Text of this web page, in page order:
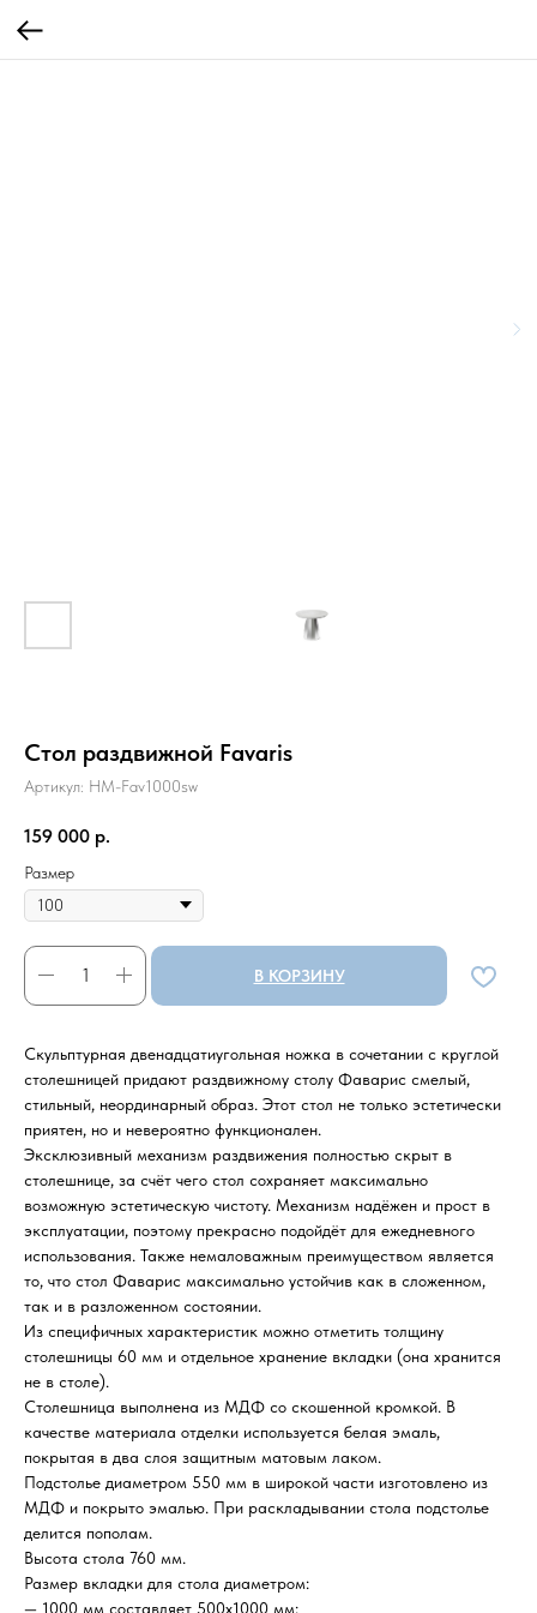
Стол раздвижной Favaris
Артикул: HM-Fav1000sw
159 000 р.
Размер
В КОРЗИНУ
Скульптурная двенадцатиугольная ножка в сочетании с круглой
столешницей придают раздвижному столу Фаварис смелый,
стильный, неординарный образ. Этот стол не только эстетически
приятен, но и невероятно функционален.
Эксклюзивный механизм раздвижения полностью скрыт в
столешнице, за счёт чего стол сохраняет максимально
возможную эстетическую чистоту. Механизм надёжен и прост в
эксплуатации, поэтому прекрасно подойдёт для ежедневного
использования. Также немаловажным преимуществом является
то, что стол Фаварис максимально устойчив как в сложенном,
так и в разложенном состоянии.
Из специфичных характеристик можно отметить толщину
столешницы 60 мм и отдельное хранение вкладки (она хранится
не в столе).
Столешница выполнена из МДФ со скошенной кромкой. В
качестве материала отделки используется белая эмаль,
покрытая в два слоя защитным матовым лаком.
Подстолье диаметром 550 мм в широкой части изготовлено из
МДФ и покрыто эмалью. При раскладывании стола подстолье
делится пополам.
Высота стола 760 мм.
Размер вкладки для стола диаметром:
— 1000 мм составляет 500х1000 мм;